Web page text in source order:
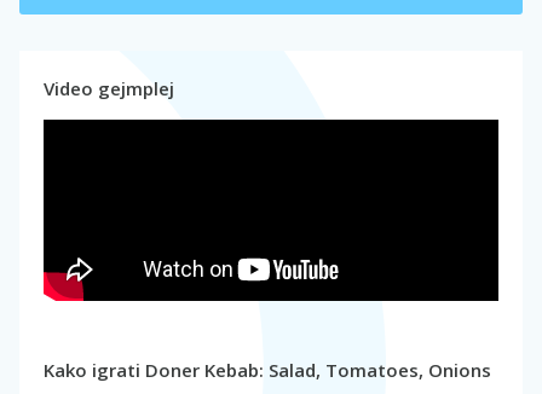
Video gejmplej
Kako igrati Doner Kebab: Salad, Tomatoes, Onions